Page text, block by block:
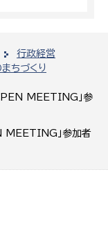
行政経営
ちづくり
MEETING」参
MEETING」参加者